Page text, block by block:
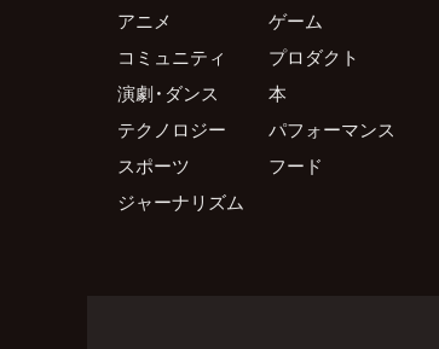
アニメ
ゲーム
コミュニティ
プロダクト
演劇・ダンス
本
テクノロジー
パフォーマンス
スポーツ
フード
ジャーナリズム